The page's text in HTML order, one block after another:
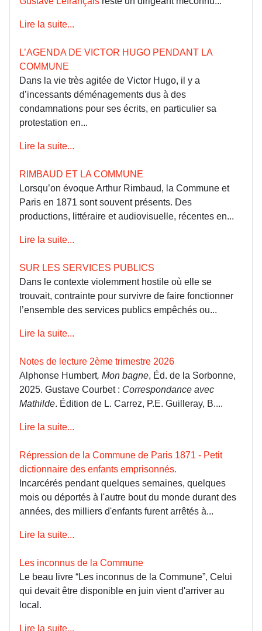
Lire la suite...
L’AGENDA DE VICTOR HUGO PENDANT LA
COMMUNE
Dans la vie très agitée de Victor Hugo, il y a
d’incessants déménagements dus à des
condamnations pour ses écrits, en particulier sa
protestation en...
Lire la suite...
RIMBAUD ET LA COMMUNE
Lorsqu’on évoque Arthur Rimbaud, la Commune et
Paris en 1871 sont souvent présents. Des
productions, littéraire et audiovisuelle, récentes en...
Lire la suite...
SUR LES SERVICES PUBLICS
Dans le contexte violemment hostile où elle se
trouvait, contrainte pour survivre de faire fonctionner
l’ensemble des services publics empêchés ou...
Lire la suite...
Notes de lecture 2ème trimestre 2026
Alphonse Humbert, Mon bagne, Éd. de la Sorbonne,
2025. Gustave Courbet : Correspondance avec
Mathilde. Édition de L. Carrez, P.E. Guilleray, B....
Lire la suite...
Répression de la Commune de Paris 1871 - Petit
dictionnaire des enfants emprisonnés.
Incarcérés pendant quelques semaines, quelques
mois ou déportés à l'autre bout du monde durant des
années, des milliers d'enfants furent arrêtés à...
Lire la suite...
Les inconnus de la Commune
Le beau livre “Les inconnus de la Commune”, Celui
qui devait être disponible en juin vient d'arriver au
local.
Lire la suite...